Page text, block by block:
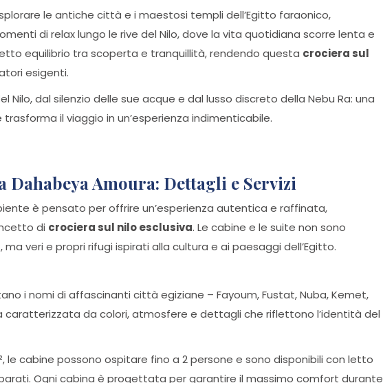
le antiche città e i maestosi templi dell’Egitto faraonico,
di relax lungo le rive del Nilo, dove la vita quotidiana scorre lenta e
equilibrio tra scoperta e tranquillità, rendendo questa crociera sul
esigenti.
Nilo, dal silenzio delle sue acque e dal lusso discreto della Nebu Ra: una
trasforma il viaggio in un’esperienza indimenticabile.
Dahabeya Amoura: Dettagli e Servizi
è pensato per offrire un’esperienza autentica e raffinata,
di crociera sul nilo esclusiva. Le cabine e le suite non sono
veri e propri rifugi ispirati alla cultura e ai paesaggi dell’Egitto.
i nomi di affascinanti città egiziane – Fayoum, Fustat, Nuba, Kemet,
caratterizzata da colori, atmosfere e dettagli che riflettono l’identità del
le cabine possono ospitare fino a 2 persone e sono disponibili con letto
Ogni cabina è progettata per garantire il massimo comfort durante